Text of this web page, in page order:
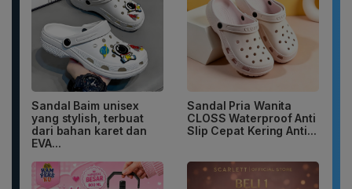
Sandal Baim unisex
yang stylish, terbuat
dari bahan karet dan
EVA...
Sandal Pria Wanita
CLOSS Waterproof Anti
Slip Cepat Kering Anti...